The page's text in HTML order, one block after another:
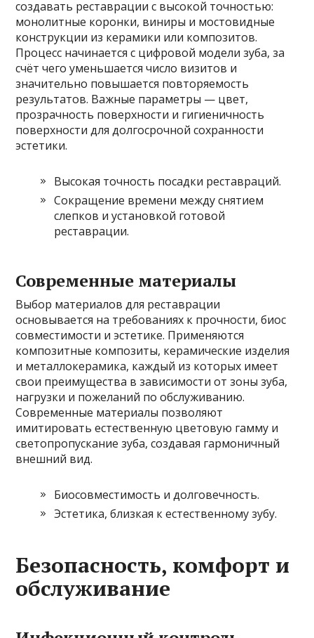
создавать реставрации с высокой точностью:
монолитные коронки, виниры и мостовидные
конструкции из керамики или композитов.
Процесс начинается с цифровой модели зуба, за
счёт чего уменьшается число визитов и
значительно повышается повторяемость
результатов. Важные параметры — цвет,
прозрачность поверхности и гигиеничность
поверхности для долгосрочной сохранности
эстетики.
Высокая точность посадки реставраций.
Сокращение времени между снятием
слепков и установкой готовой
реставрации.
Современные материалы
Выбор материалов для реставрации
основывается на требованиях к прочности, биос
совместимости и эстетике. Применяются
композитные композиты, керамические изделия
и металлокерамика, каждый из которых имеет
свои преимущества в зависимости от зоны зуба,
нагрузки и пожеланий по обслуживанию.
Современные материалы позволяют
имитировать естественную цветовую гамму и
светопропускание зуба, создавая гармоничный
внешний вид.
Биосовместимость и долговечность.
Эстетика, близкая к естественному зубу.
Безопасность, комфорт и
обслуживание